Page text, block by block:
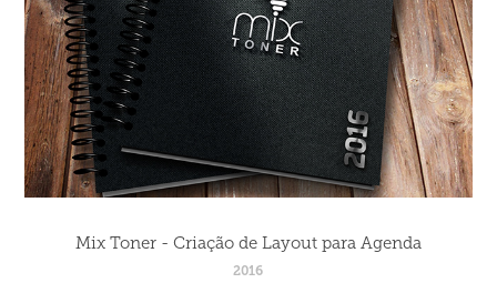
Mix Toner - Criação de Layout para Agenda
2016